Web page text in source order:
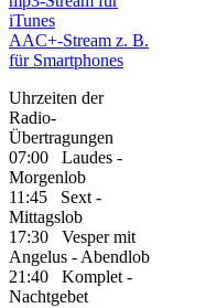
iTunes
AAC+-Stream z. B.
für Smartphones
Uhrzeiten der
Radio-
Übertragungen
07:00 Laudes -
Morgenlob
11:45 Sext -
Mittagslob
17:30 Vesper mit
Angelus - Abendlob
21:40 Komplet -
Nachtgebet